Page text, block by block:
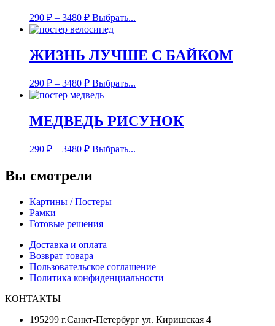
290 ₽ – 3480 ₽ Выбрать...
ЖИЗНЬ ЛУЧШЕ С БАЙКОМ
290 ₽ – 3480 ₽ Выбрать...
МЕДВЕДЬ РИСУНОК
290 ₽ – 3480 ₽ Выбрать...
Вы смотрели
Картины / Постеры
Рамки
Готовые решения
Доставка и оплата
Возврат товара
Пользовательское соглашение
Политика конфиденциальности
КОНТАКТЫ
195299 г.Санкт-Петербург ул. Киришская 4